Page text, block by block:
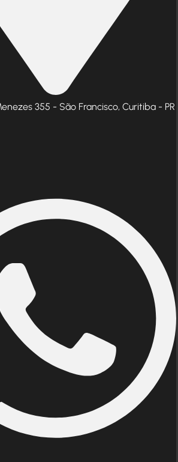
355 - São Francisco, Curitiba - PR